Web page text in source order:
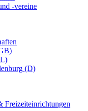
-vereine
(D)
Freizeiteinrichtungen